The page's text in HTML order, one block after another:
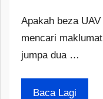
Apakah beza
mencari
jumpa dua …
Baca Lagi